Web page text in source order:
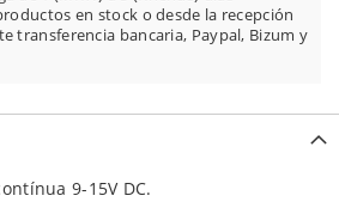
en stock o desde la recepción
transferencia bancaria, Paypal, Bizum y
9-15V DC.